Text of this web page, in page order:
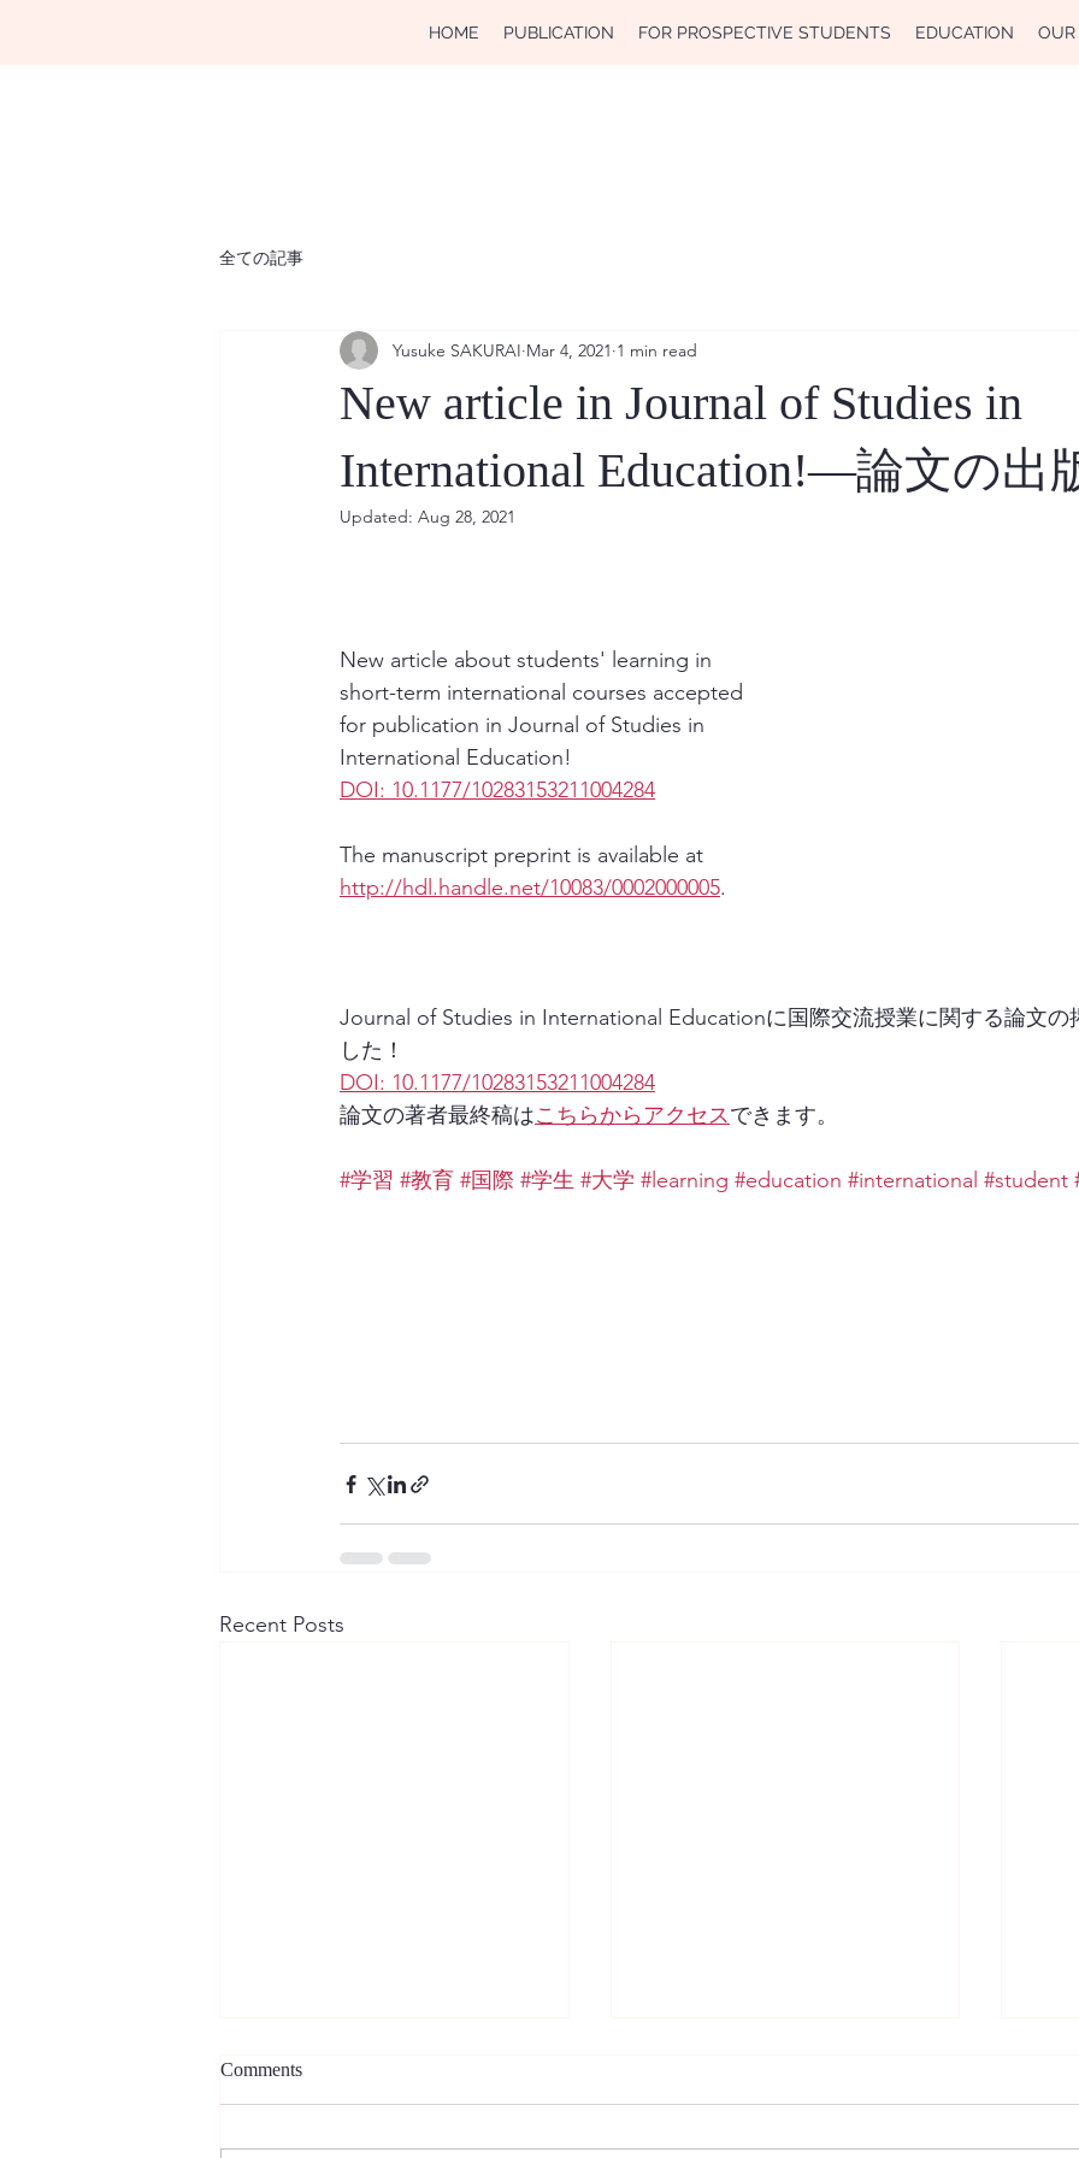
HOME PUBLICATION FOR PROSPECTIVE STUDENTS EDUCATION OUR
全ての記事
New article in Journal of Studies in
International Education!—論文の出
Yusuke SAKURAI Mar 4, 2021 1 min read
Updated: Aug 28, 2021
New article about students' learning in
short-term international courses accepted
for publication in Journal of Studies in
International Education!
DOI: 10.1177/10283153211004284
The manuscript preprint is available at
http://hdl.handle.net/10083/0002000005.
Journal of Studies in International Educationに国際交流授業に関する論文の
した！
DOI: 10.1177/10283153211004284
論文の著者最終稿はこちらからアクセスできます。
#学習 #教育 #国際 #学生 #大学 #learning #education #international #student
Recent Posts
Comments